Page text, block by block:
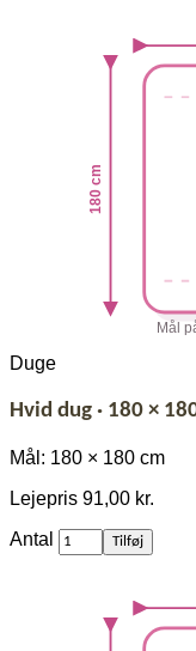
180 cm
Mål
Duge
Hvid dug · 180 ×
Mål: 180 × 180 cm
Lejepris 91,00 kr.
Antal
af
Hvid
Tilføj